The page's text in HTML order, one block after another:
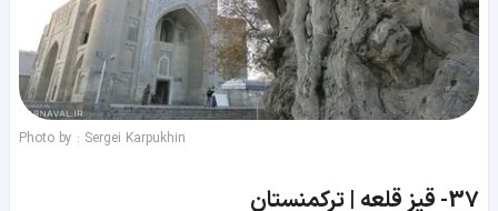
Photo by : Sergei Karpukhin
37- قیز قلعه | ترکمنستان